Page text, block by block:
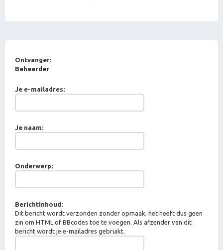
Ontvanger:
Beheerder
Je e-mailadres:
Je naam:
Onderwerp:
Berichtinhoud:
Dit bericht wordt verzonden zonder opmaak, het heeft dus geen
zin om HTML of BBcodes toe te voegen. Als afzender van dit
bericht wordt je e-mailadres gebruikt.